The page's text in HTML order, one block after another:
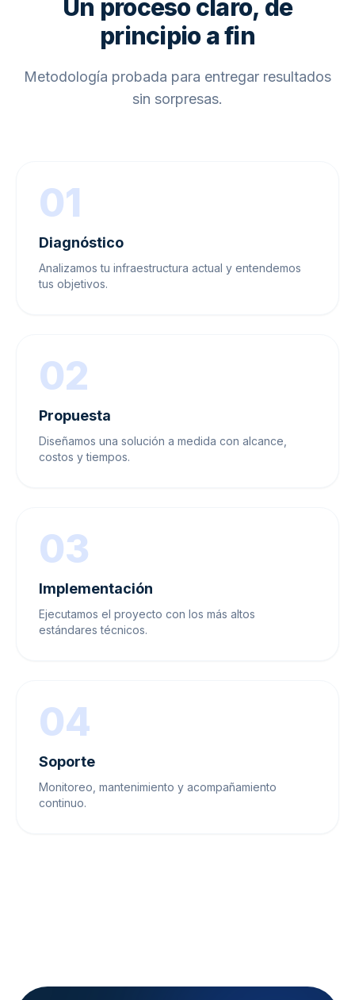
Un proceso claro, de
principio a fin
Metodología probada para entregar resultados
sin sorpresas.
01
Diagnóstico
Analizamos tu infraestructura actual y entendemos
tus objetivos.
02
Propuesta
Diseñamos una solución a medida con alcance,
costos y tiempos.
03
Implementación
Ejecutamos el proyecto con los más altos
estándares técnicos.
04
Soporte
Monitoreo, mantenimiento y acompañamiento
continuo.